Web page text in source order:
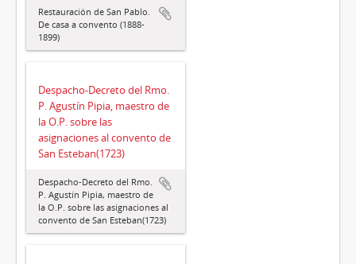
Restauración de San Pablo.
De casa a convento (1888-
1899)
Despacho-Decreto del Rmo.
P. Agustín Pipia, maestro de
la O.P. sobre las
asignaciones al convento de
San Esteban(1723)
Despacho-Decreto del Rmo.
P. Agustín Pipia, maestro de
la O.P. sobre las asignaciones al
convento de San Esteban(1723)